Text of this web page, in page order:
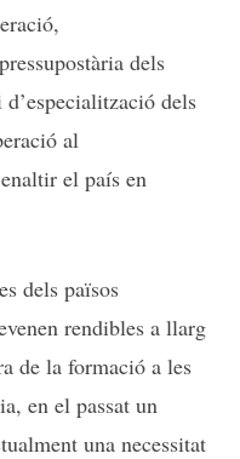
dels
dels
al
el país en
dels països
rendibles a llarg
de la formació a les
en el passat un
una necessitat